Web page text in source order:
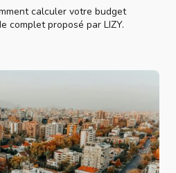
calculer votre budget
complet proposé par LIZY.